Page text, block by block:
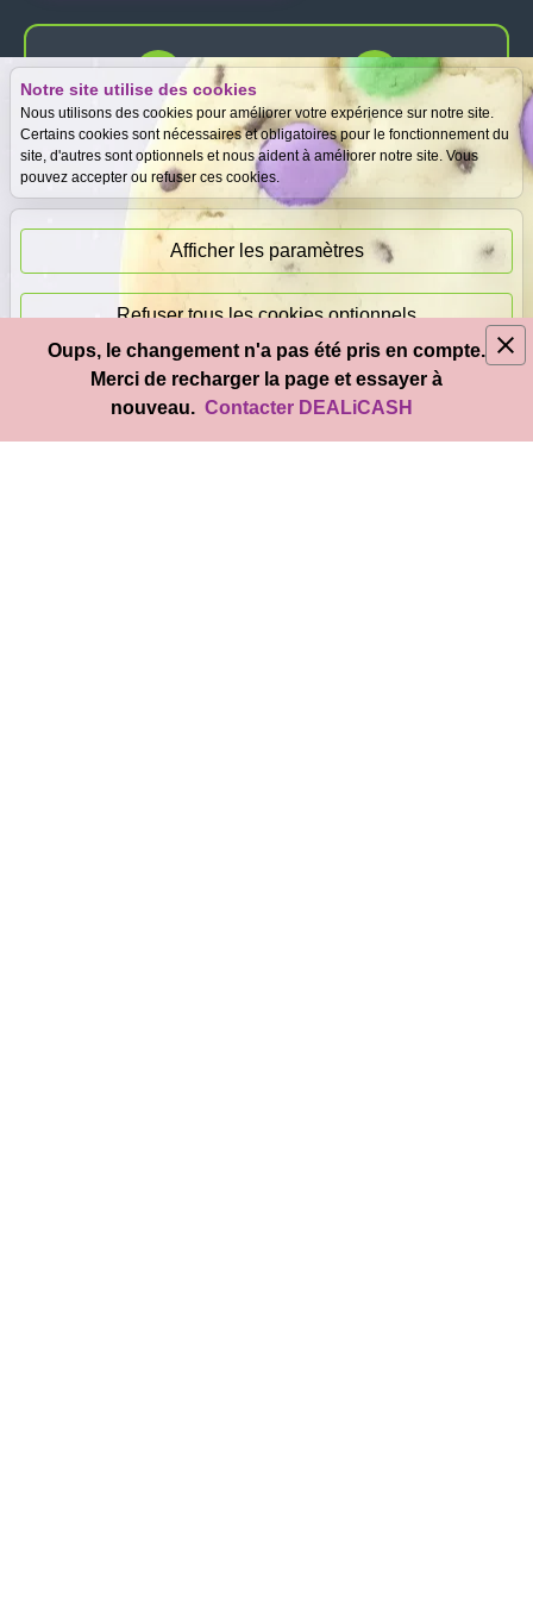
Notre site utilise des cookies
Nous utilisons des cookies pour améliorer votre expérience sur notre site.
Certains cookies sont nécessaires et obligatoires pour le fonctionnement du
site, d'autres sont optionnels et nous aident à améliorer notre site. Vous
pouvez accepter ou refuser ces cookies.
Afficher les paramètres
Refuser tous les cookies optionnels
Accepter tous les cookies
Expertise
gratuite
Meilleurs prix
garantis
Paiement
immédiat
© 2026 DEALiCASH- Tous droits réservés
Oups, le changement n'a pas été pris en compte.
Merci de recharger la page et essayer à
nouveau. Contacter DEALiCASH